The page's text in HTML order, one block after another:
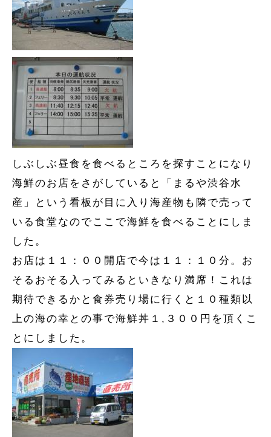
しぶしぶ昼食を食べるところを探すことになり
海鮮のお店をさがしていると「まるや渋谷水
産」という看板が目に入り海産物も隣で売って
いる食堂なのでここで海鮮を食べることにしま
した。
お店は１１：００開店で今は１１：１０分。お
そるおそる入ってみるといきなり満席！これは
期待できるかと食券売り場に行くと１０種類以
上の海の幸との事で海鮮丼１,３００円を頂くこ
とにしました。